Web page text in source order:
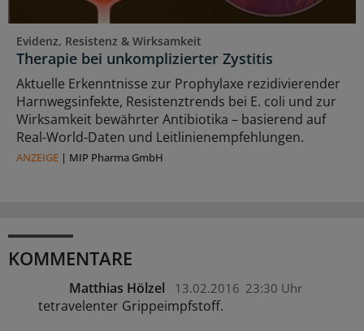
Evidenz, Resistenz & Wirksamkeit
Therapie bei unkomplizierter Zystitis
Aktuelle Erkenntnisse zur Prophylaxe rezidivierender
Harnwegsinfekte, Resistenztrends bei E. coli und zur
Wirksamkeit bewährter Antibiotika – basierend auf
Real-World-Daten und Leitlinienempfehlungen.
ANZEIGE | MIP Pharma GmbH
KOMMENTARE
Matthias Hölzel 13.02.2016 23:30 Uhr
tetravelenter Grippeimpfstoff.